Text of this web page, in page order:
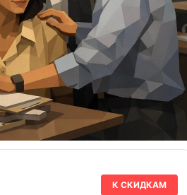
К СКИДКАМ